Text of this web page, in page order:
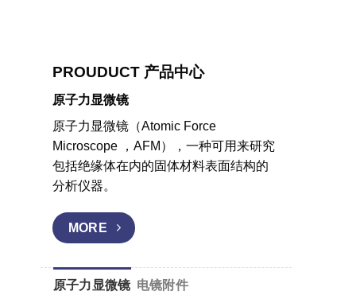
PROUDUCT 产品中心
原子力显微镜
原子力显微镜（Atomic Force
Microscope ，AFM），一种可用来研究
包括绝缘体在内的固体材料表面结构的
分析仪器。
MORE
原子力显微镜 电镜附件